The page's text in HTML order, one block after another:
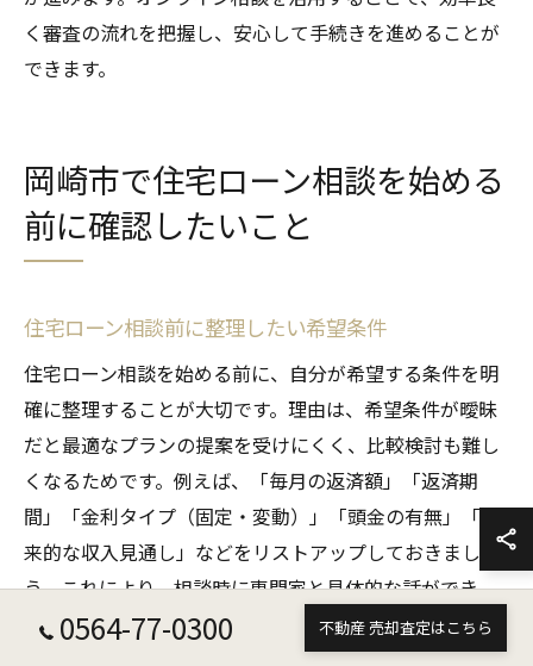
く審査の流れを把握し、安心して手続きを進めることが
できます。
岡崎市で住宅ローン相談を始める
前に確認したいこと
住宅ローン相談前に整理したい希望条件
住宅ローン相談を始める前に、自分が希望する条件を明
確に整理することが大切です。理由は、希望条件が曖昧
だと最適なプランの提案を受けにくく、比較検討も難し
くなるためです。例えば、「毎月の返済額」「返済期
間」「金利タイプ（固定・変動）」「頭金の有無」「将
来的な収入見通し」などをリストアップしておきましょ
う。これにより、相談時に専門家と具体的な話ができ、
効率的に条件に合った住宅ローン商品を選定できます。
希望条件の整理は、後悔しない住宅購入の第一歩です。
0564-77-0300 不動産 売却査定はこちら